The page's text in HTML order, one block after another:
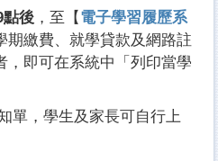
點後 ，至【 電子學習履歷系
期繳費、就學貸款及網路註
，即可在系統中「列印當學
單，學生及家長可自行上